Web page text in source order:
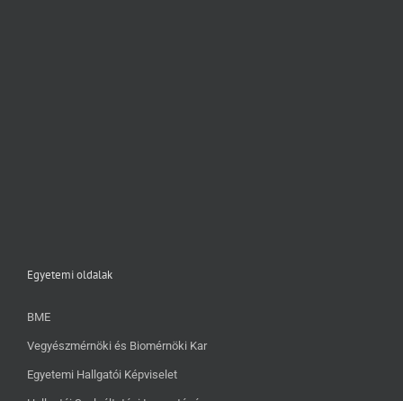
Egyetemi oldalak
BME
Vegyészmérnöki és Biomérnöki Kar
Egyetemi Hallgatói Képviselet